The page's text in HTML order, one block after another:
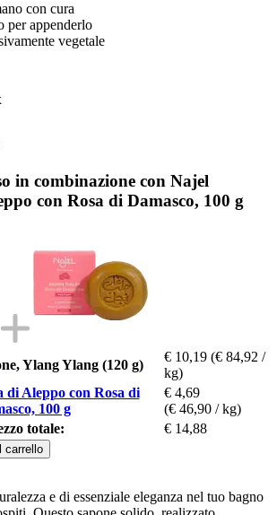
con cura
per appenderlo
vegetale
in combinazione con Najel
con Rosa di Damasco, 100 g
Ylang Ylang (120 g)
€ 10,19 (€ 84,92 /
kg)
di Aleppo con Rosa di
100 g
€ 4,69
(€ 46,90 / kg)
totale:
€ 14,88
carrello
e di essenziale eleganza nel tuo bagno